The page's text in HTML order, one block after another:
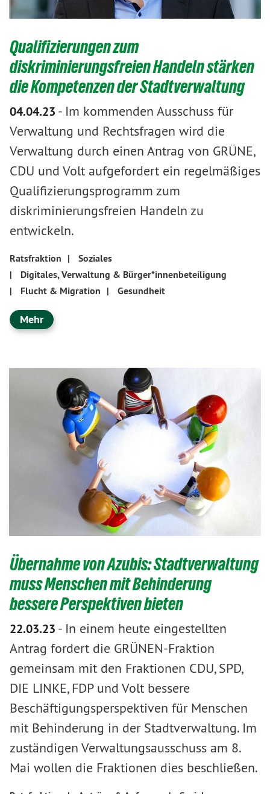
Qualifizierungen zum
diskriminierungsfreien Handeln stärken
die Kompetenzen der Stadtverwaltung
04.04.23 - Im kommenden Ausschuss für
Verwaltung und Rechtsfragen wird die
Verwaltung durch einen Antrag von GRÜNE,
CDU und Volt aufgefordert ein regelmäßiges
Qualifizierungsprogramm zum
diskriminierungsfreien Handeln zu
entwickeln.
Ratsfraktion |
Soziales
|
Digitales, Verwaltung & Bürger*innenbeteiligung
|
Flucht & Migration | Gesundheit
Mehr
Übernahme von Azubis: Stadtverwaltung
muss Menschen mit Behinderung
bessere Perspektiven bieten
22.03.23 - In einem heute eingestellten
Antrag fordert die GRÜNEN-Fraktion
gemeinsam mit den Fraktionen CDU, SPD,
DIE LINKE, FDP und Volt bessere
Beschäftigungsperspektiven für Menschen
mit Behinderung in der Stadtverwaltung. Im
zuständigen Verwaltungsausschuss am 8.
Mai wollen die Fraktionen dies beschließen.